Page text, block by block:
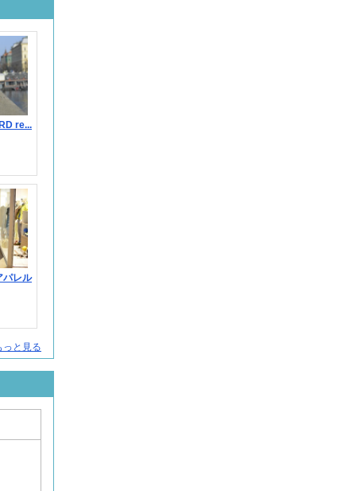
re...
パレル
と見る